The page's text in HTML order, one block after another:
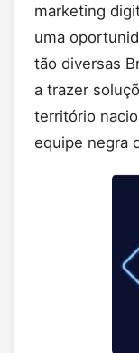
marketing
uma
tão diversas
a trazer
território
equipe negra